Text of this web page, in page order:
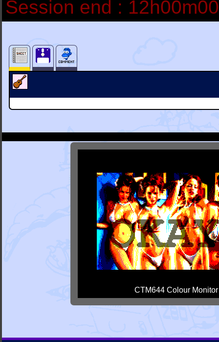
Session end :
CTM644 Colour Monitor